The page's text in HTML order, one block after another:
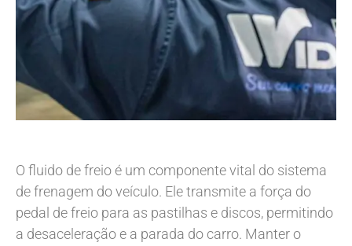
O fluido de freio é um componente vital do sistema
de frenagem do veículo. Ele transmite a força do
pedal de freio para as pastilhas e discos, permitindo
a desaceleração e a parada do carro. Manter o